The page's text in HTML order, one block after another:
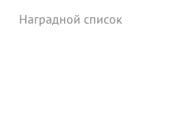
бронетранспорге 2
Наградной список